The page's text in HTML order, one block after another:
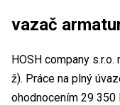
vazač
HOSH company
ž). Práce na plný
ohodnocením 29